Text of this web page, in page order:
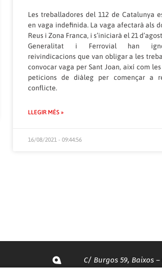
Les treballadores del 112 de Catalunya
en vaga indefinida. La vaga afectarà als
Reus i Zona Franca, i s’iniciarà el 21
Generalitat i Ferrovial han
reivindicacions que van obligar a les
convocar vaga per Sant Joan, així com
peticions de diàleg per començar a
conflicte.
LLEGIR MÉS »
16/08/2021 - 09:44:56
C/ Burgos 59, Baixos